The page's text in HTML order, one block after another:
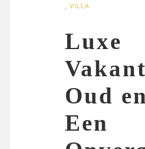
,VILLA
Luxe
Oud
Een